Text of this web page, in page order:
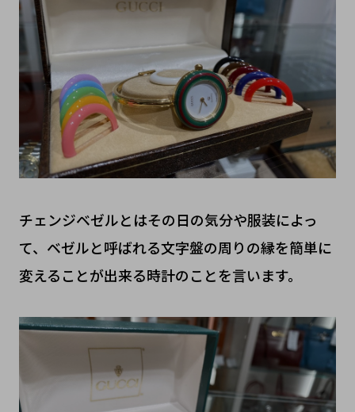
チェンジベゼルとはその日の気分や服装によっ
て、ベゼルと呼ばれる文字盤の周りの縁を簡単に
変えることが出来る時計のことを言います。